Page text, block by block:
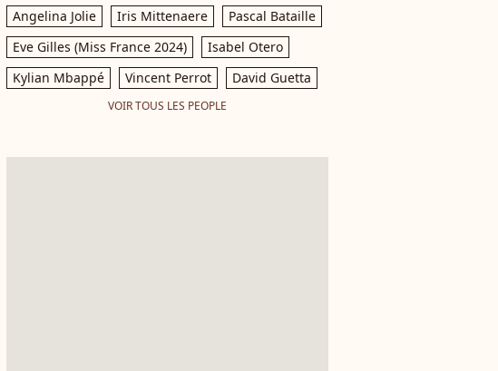
Angelina Jolie Iris Mittenaere
Pascal Bataille
Eve Gilles (Miss France 2024)
Isabel Otero
Kylian Mbappé
Vincent Perrot David Guetta
VOIR TOUS LES PEOPLE